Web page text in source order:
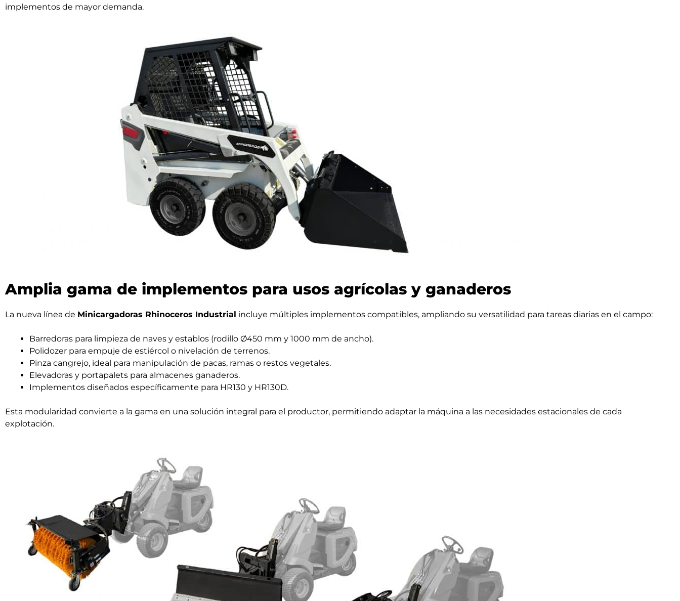
implementos de mayor demanda.
Amplia gama de implementos para usos agrícolas y ganaderos
La nueva línea de Minicargadoras Rhinoceros Industrial incluye múltiples implementos compatibles, ampliando su versatilidad para tareas diarias en el campo:
Barredoras para limpieza de naves y establos (rodillo Ø450 mm y 1000 mm de ancho).
Polidozer para empuje de estiércol o nivelación de terrenos.
Pinza cangrejo, ideal para manipulación de pacas, ramas o restos vegetales.
Elevadoras y portapalets para almacenes ganaderos.
Implementos diseñados específicamente para HR130 y HR130D.
Esta modularidad convierte a la gama en una solución integral para el productor, permitiendo adaptar la máquina a las necesidades estacionales de cada
explotación.